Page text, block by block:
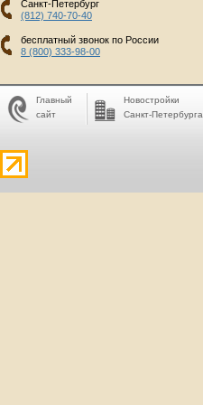
Санкт-Петербург
(812) 740-70-40
бесплатный звонок по России
8 (800) 333-98-00
Главный
сайт
Новостройки
Санкт-Петербурга